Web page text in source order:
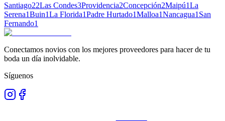
Santiago22Las Condes3Providencia2Concepción2Maipú1La
Serena1Buin1La Florida1Padre Hurtado1Malloa1Nancagua1 San
Fernando1
Conectamos novios con los mejores proveedores para hacer de tu
boda un día inolvidable.
Síguenos